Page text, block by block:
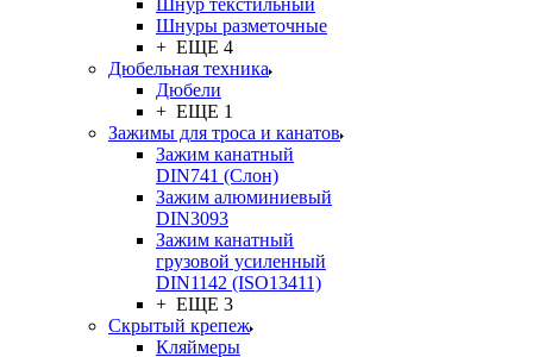
Шнур текстильный
Шнуры разметочные
+ ЕЩЕ 4
Дюбельная техника
Дюбели
+ ЕЩЕ 1
Зажимы для троса и канатов
Зажим канатный
DIN741 (Cлон)
Зажим алюминиевый
DIN3093
Зажим канатный
грузовой усиленный
DIN1142 (ISO13411)
+ ЕЩЕ 3
Скрытый крепеж
Кляймеры